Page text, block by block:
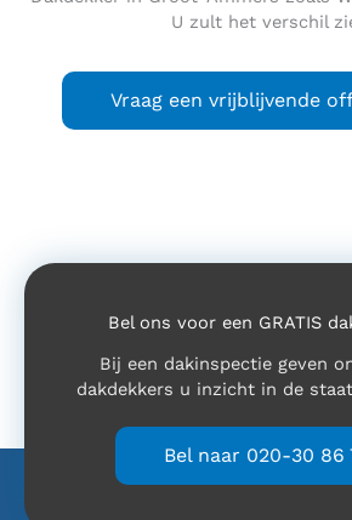
U zult het verschil
Vraag een vrijblijvende
Bel ons voor een GRATIS
Bij een dakinspectie geven
dakdekkers u inzicht in de
Bel naar 020-30 86